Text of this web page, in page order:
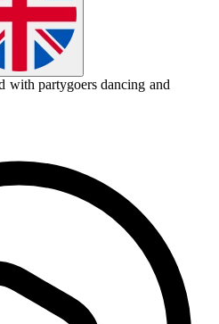
with partygoers dancing and